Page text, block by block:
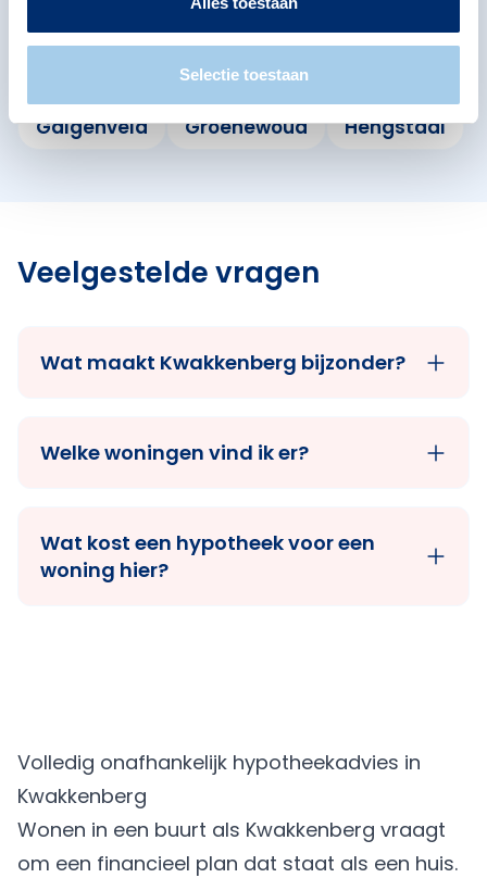
Selectie toestaan
Galgenveld Groenewoud Hengstdal
Veelgestelde vragen
Wat maakt Kwakkenberg bijzonder?
Welke woningen vind ik er?
Wat kost een hypotheek voor een
woning hier?
Volledig onafhankelijk hypotheekadvies in
Kwakkenberg
Wonen in een buurt als Kwakkenberg vraagt
om een financieel plan dat staat als een huis.